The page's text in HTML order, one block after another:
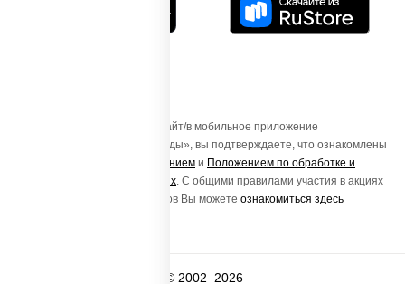
Осуществляя вход на этот Сайт/в мобильное приложение
«ПиццаСушиВок - доставка еды», вы подтверждаете, что ознакомлены
Пользовательским соглашением и Положением по обработке и
защите персональных данных. С общими правилами участия в акциях
и порядке получения подарков Вы можете ознакомиться здесь
© 2002–2026